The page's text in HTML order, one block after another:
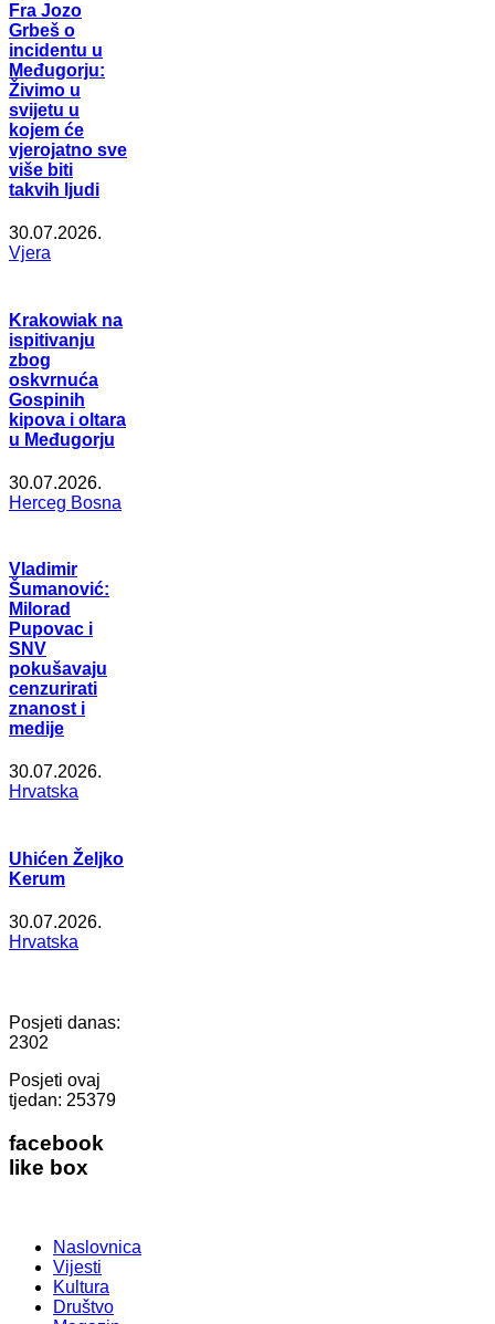
Fra Jozo
Grbeš o
incidentu u
Međugorju:
Živimo u
svijetu u
kojem će
vjerojatno sve
više biti
takvih ljudi
30.07.2026.
Vjera
Krakowiak na
ispitivanju
zbog
oskvrnuća
Gospinih
kipova i oltara
u Međugorju
30.07.2026.
Herceg Bosna
Vladimir
Šumanović:
Milorad
Pupovac i
SNV
pokušavaju
cenzurirati
znanost i
medije
30.07.2026.
Hrvatska
Uhićen Željko
Kerum
30.07.2026.
Hrvatska
Posjeti danas:
2302
Posjeti ovaj
tjedan: 25379
facebook
like box
Naslovnica
Vijesti
Kultura
Društvo